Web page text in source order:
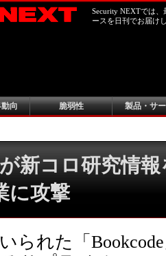
Security NEXTでは
ースを日刊でお届け
向 脆弱性 製品・サ
が新コロ研究情
に攻撃
られた「